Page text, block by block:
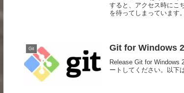
すると、アクセス時にこ
を待ってしまっています。
Git Git for Windows
Release Git for Windows
ートしてください。以下